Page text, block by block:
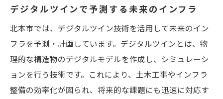
デジタルツインで予測する未来のインフラ
北本市では、デジタルツイン技術を活用して未来のイン
フラを予測・計画しています。デジタルツインとは、物
理的な構造物のデジタルモデルを作成し、シミュレーシ
ョンを行う技術です。これにより、土木工事やインフラ
整備の効率化が図られ、将来的な課題にも迅速に対応す